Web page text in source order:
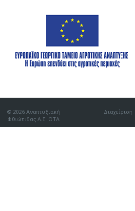
© 2026 Αναπτυξιακή
Φθιώτιδας Α.Ε. ΟΤΑ
Διαχείριση